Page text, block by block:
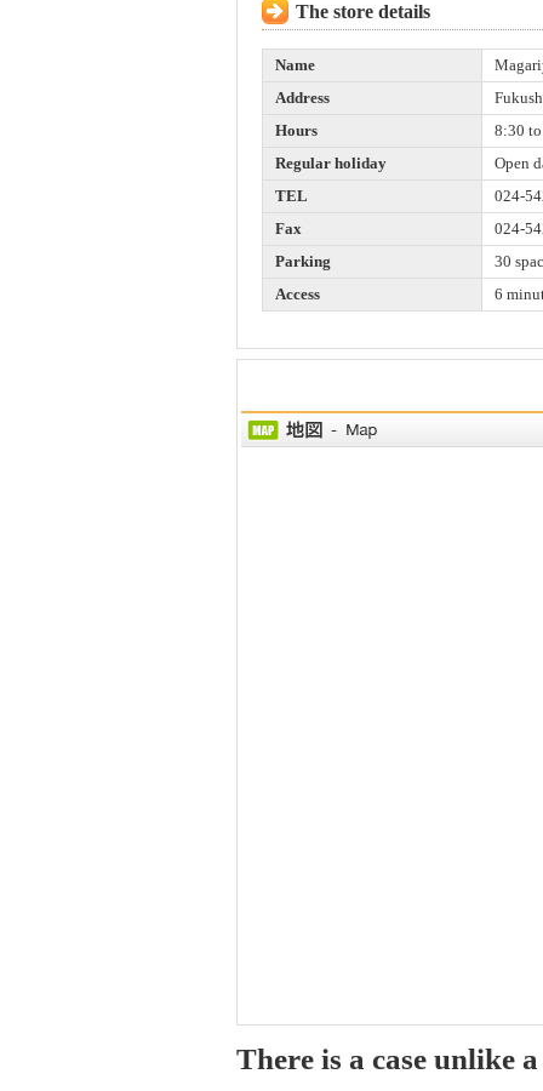
The store details
Name
Address
Hours
8:30
Regular holiday
Open
TEL
024-
Fax
024-
Parking
30
Access
6
There is a case unlike